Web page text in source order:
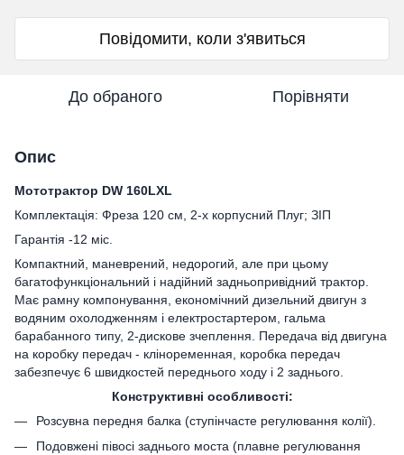
Повідомити, коли з'явиться
До обраного Порівняти
Опис
Мототрактор DW 160LXL
Комплектація: Фреза 120 см, 2-х корпусний Плуг; ЗІП
Гарантія -12 міс.
Компактний, маневрений, недорогий, але при цьому
багатофункціональний і надійний задньопривідний трактор.
Має рамну компонування, економічний дизельний двигун з
водяним охолодженням і електростартером, гальма
барабанного типу, 2-дискове зчеплення. Передача від двигуна
на коробку передач - кліноременная, коробка передач
забезпечує 6 швидкостей переднього ходу і 2 заднього.
Конструктивні особливості:
Розсувна передня балка (ступінчасте регулювання колії).
Подовжені півосі заднього моста (плавне регулювання